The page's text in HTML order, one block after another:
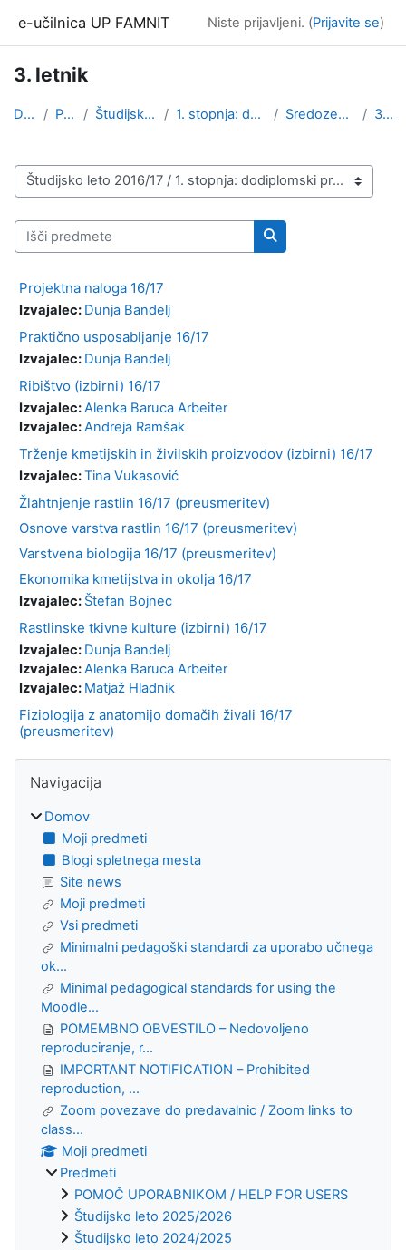
e-učilnica UP FAMNIT Niste prijavljeni. (Prijavite se)
3. letnik
Domov Predmeti Študijsko leto 2016/17 1. stopnja: dodiplomski program Sredozemsko kmetijstvo 3. letnik
Kategorije predmetov
Išči predmete
Išči predmete
Projektna naloga 16/17
Izvajalec: Dunja Bandelj
Praktično usposabljanje 16/17
Izvajalec: Dunja Bandelj
Ribištvo (izbirni) 16/17
Izvajalec:Alenka Baruca Arbeiter
Izvajalec:Andreja Ramšak
Trženje kmetijskih in živilskih proizvodov (izbirni) 16/17
Izvajalec:Tina Vukasović
Žlahtnjenje rastlin 16/17 (preusmeritev)
Osnove varstva rastlin 16/17 (preusmeritev)
Varstvena biologija 16/17 (preusmeritev)
Ekonomika kmetijstva in okolja 16/17
Izvajalec: Štefan Bojnec
Rastlinske tkivne kulture (izbirni) 16/17
Izvajalec: Dunja Bandelj
Izvajalec:Alenka Baruca Arbeiter
Izvajalec: Matjaž Hladnik
Fiziologija z anatomijo domačih živali 16/17
(preusmeritev)
Bloki
Navigacija
Domov
Moji predmeti
Blogi spletnega mesta
Site news
Moji predmeti
Vsi predmeti
Minimalni pedagoški standardi za uporabo učnega
ok...
Minimal pedagogical standards for using the
Moodle...
POMEMBNO OBVESTILO – Nedovoljeno
reproduciranje, r...
IMPORTANT NOTIFICATION – Prohibited
reproduction, ...
Zoom povezave do predavalnic / Zoom links to
class...
Moji predmeti
Predmeti
POMOČ UPORABNIKOM / HELP FOR USERS
Študijsko leto 2025/2026
Študijsko leto 2024/2025